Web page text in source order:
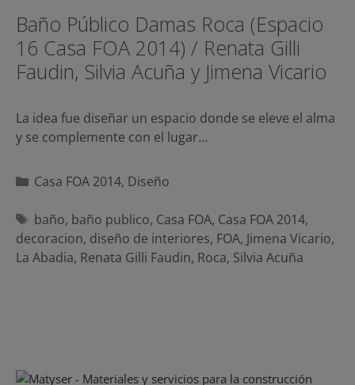
Baño Público Damas Roca (Espacio
16 Casa FOA 2014) / Renata Gilli
Faudin, Silvia Acuña y Jimena Vicario
La idea fue diseñar un espacio donde se eleve el alma
y se complemente con el lugar…
Categorías
Casa FOA 2014, Diseño
Etiquetas
baño, baño publico, Casa FOA, Casa FOA 2014,
decoracion, diseño de interiores, FOA, Jimena Vicario,
La Abadia, Renata Gilli Faudin, Roca, Silvia Acuña